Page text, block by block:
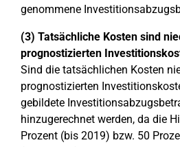
genommene
(3) Tatsächliche Kosten sind
prognostizierten
Sind die tatsächlichen Kosten
prognostizierten
gebildete
hinzugerechnet werden, da die
Prozent (bis 2019) bzw. 50